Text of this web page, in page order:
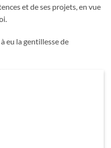
et de ses projets, en vue
eu la gentillesse de